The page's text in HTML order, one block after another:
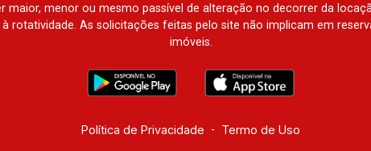
Amarelo, Ipê Roxo, Ipê Branco, Vila
Romana, Reserva Imperial, Quinta da
Primavera, Praça das Árvores, Praça
dos Pássaros, Praça das Flores,
Guaporé 1, 2 e 3, Colina do Sabiá, San
Arara Verde, Arara Azul, Verona, Milano,
maior, menor ou mesmo passível de alteração no decorrer da
rotatividade. As solicitações feitas pelo site não implicam em
imóveis.
Política de Privacidade - Termo de Uso